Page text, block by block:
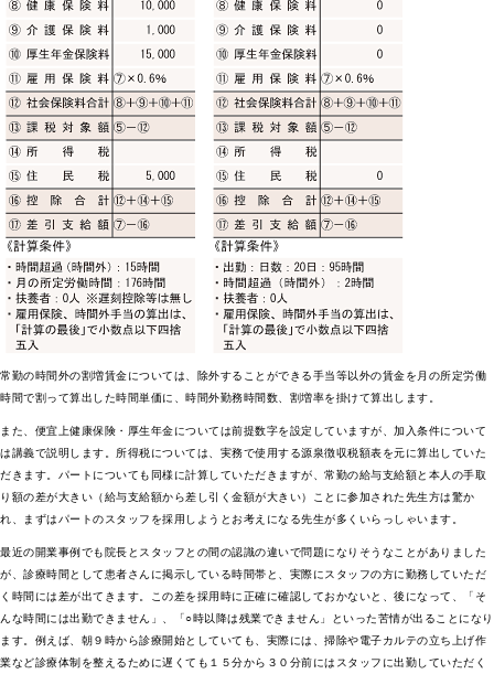
常勤の時間外の割増賃金については、除外することができる手当等以外の賃金を月の所定労働
時間で割って算出した時間単価に、時間外勤務時間数、割増率を掛けて算出します。
また、便宜上健康保険・厚生年金については前提数字を設定していますが、加入条件について
は講義で説明します。所得税については、実務で使用する源泉徴収税額表を元に算出していた
だきます。パートについても同様に計算していただきますが、常勤の給与支給額と本人の手取
り額の差が大きい（給与支給額から差し引く金額が大きい）ことに参加された先生方は驚か
れ、まずはパートのスタッフを採用しようとお考えになる先生が多くいらっしゃいます。
最近の開業事例でも院長とスタッフとの間の認識の違いで問題になりそうなことがありました
が、診療時間として患者さんに掲示している時間帯と、実際にスタッフの方に勤務していただ
く時間には差が出てきます。この差を採用時に正確に確認しておかないと、後になって、「そ
んな時間には出勤できません」、「○時以降は残業できません」といった苦情が出ることになり
ます。例えば、朝９時から診療開始としていても、実際には、掃除や電子カルテの立ち上げ作
業など診療体制を整えるために遅くても１５分から３０分前にはスタッフに出勤していただく